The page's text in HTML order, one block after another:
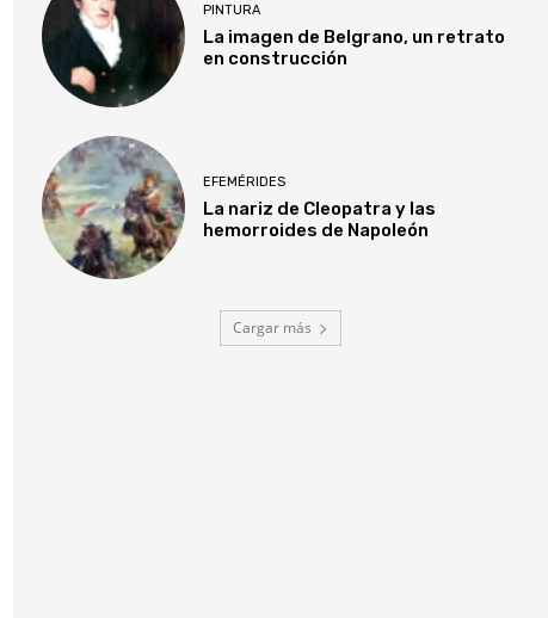
PINTURA
La imagen de Belgrano, un retrato
en construcción
EFEMÉRIDES
La nariz de Cleopatra y las
hemorroides de Napoleón
Cargar más